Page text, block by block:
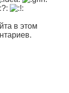
в этом